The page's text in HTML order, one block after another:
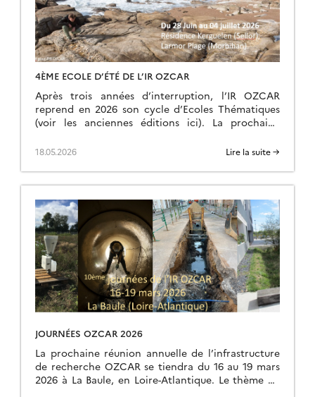
4ÈME ECOLE D’ÉTÉ DE L’IR OZCAR
Après trois années d’interruption, l’IR OZCAR
reprend en 2026 son cycle d’Ecoles Thématiques
(voir les anciennes éditions ici). La prochaine
midi) au samedi 04 juillet 2026 (petit déjeuner) à
(Morbihan). Site Internet de l’école d’été L’école
est ouverte à toutes et tous: chercheurs,
enseignants-chercheurs, ingénieurs,
postdoctorants […]
18.05.2026 Lire la suite →
JOURNÉES OZCAR 2026
La prochaine réunion annuelle de l’infrastructure
de recherche OZCAR se tiendra du 16 au 19 mars
2026 à La Baule, en Loire-Atlantique. Le thème de